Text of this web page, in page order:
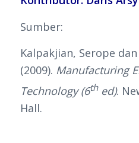
Sumber:
Kalpakjian, Serope
(2009). Manufacturing
Technology (6thed).
Hall.